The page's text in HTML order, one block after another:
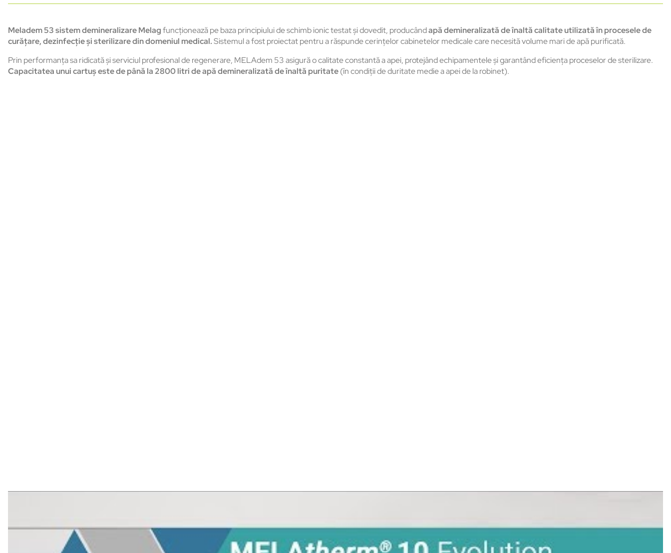
Meladem 53 sistem demineralizare Melagfuncționează pe baza principiului de schimb ionic testat și dovedit, producândapă demineralizată de înaltă calitate utilizată în procesele de
curățare, dezinfecție și sterilizare din domeniul medical.Sistemul a fost proiectat pentru a răspunde cerințelor cabinetelor medicale care necesită volume mari de apă purificată.
Prin performanța sa ridicată și serviciul profesional de regenerare, MELAdem 53 asigură o calitate constantă a apei, protejând echipamentele și garantând eficiența proceselor de sterilizare.
Capacitatea unui cartuș este de până la 2800 litri de apă demineralizată de înaltă puritate(în condiții de duritate medie a apei de la robinet).